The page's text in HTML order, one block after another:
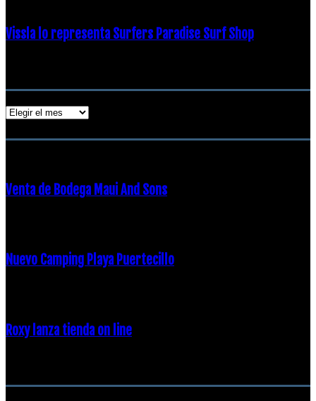
Vissla lo representa Surfers Paradise Surf Shop
Archivos
Venta de Bodega Maui And Sons
Nuevo Camping Playa Puertecillo
Roxy lanza tienda on line